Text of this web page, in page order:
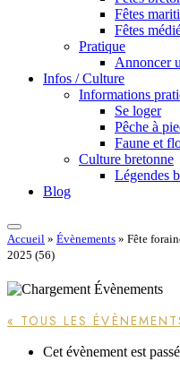
Fêtes
Fêtes
Pratique
Annoncer
Infos / Culture
Informations
Se loger
Pêche à
Faune et
Culture bretonne
Légendes
Blog
Accueil » Évènements » Fête
2025 (56)
« TOUS LES
Cet évènement est